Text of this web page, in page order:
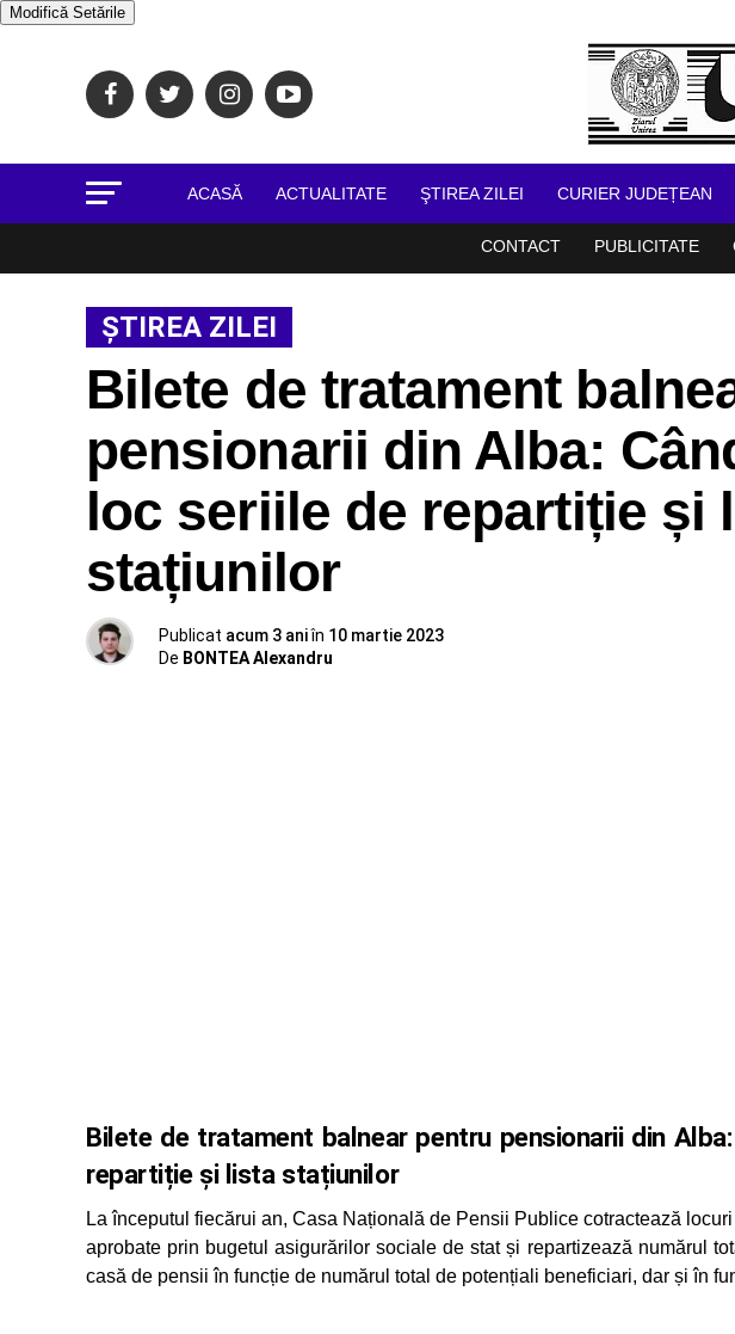
Modifică Setările
ACASĂ ACTUALITATE ŞTIREA ZILEI CURIER JUDEȚEAN
CONTACT PUBLICITATE
ŞTIREA ZILEI
Bilete de tratament
pensionarii din Alba:
loc seriile de repartiție și
stațiunilor
Publicat acum 3 aniîn 10 martie 2023
De BONTEA Alexandru
Bilete de tratament balnear pentru pensionarii din
repartiție și lista stațiunilor
La începutul fiecărui an, Casa Națională de Pensii Publice cotractează
aprobate prin bugetul asigurărilor sociale de stat și repartizează numărul
casă de pensii în funcție de numărul total de potențiali beneficiari, dar și în